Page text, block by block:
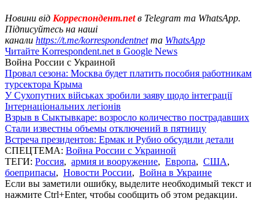
Новини від Корреспондент.netв Telegram та WhatsApp.
Підписуйтесь на наші
канали https://t.me/korrespondentnetта WhatsApp
Читайте Korrespondent.net в Google News
Война России с Украиной
Провал сезона: Москва будет платить пособия работникам
турсектора Крыма
У Сухопутних військах зробили заяву щодо інтеграції
Інтернаціональних легіонів
Взрыв в Сыктывкаре: возросло количество пострадавших
Стали известны объемы отключений в пятницу
Встреча президентов: Ермак и Рубио обсудили детали
СПЕЦТЕМА: Война России с Украиной
ТЕГИ: Россия, армия и вооружение, Европа, США,
боеприпасы, Новости России, Война в Украине
Если вы заметили ошибку, выделите необходимый текст и
нажмите Ctrl+Enter, чтобы сообщить об этом редакции.